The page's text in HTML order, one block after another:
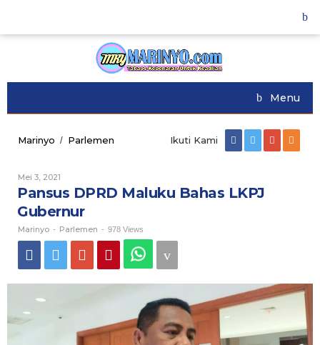
content
Menu
Marinyo / Parlemen
LKPJ
Ikuti Kami
Mei 3, 2021
Marinyo
Pansus DPRD Maluku Bahas LKPJ
Gubernur
Marinyo - Parlemen - 978 Views